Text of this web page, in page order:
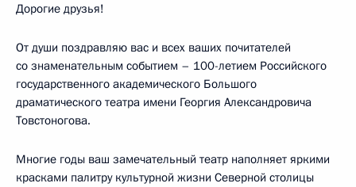
Дорогие друзья!
От души поздравляю вас и всех ваших почитателей
со знаменательным событием – 100-летием Российского
государственного академического Большого
драматического театра имени Георгия Александровича
Товстоногова.
Многие годы ваш замечательный театр наполняет яркими
красками палитру культурной жизни Северной столицы